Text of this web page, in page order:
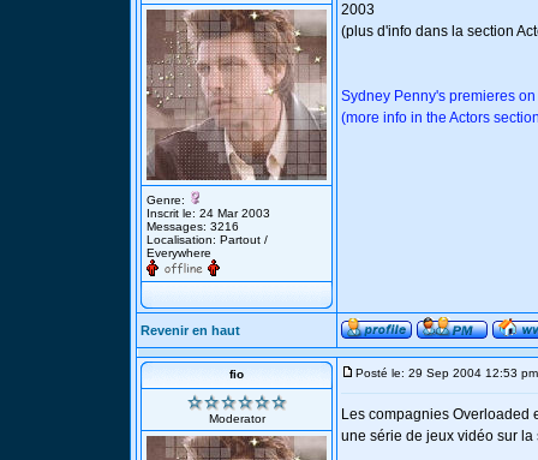
Genre:
Inscrit le: 24 Mar 2003
Messages: 3216
Localisation: Partout /
Everywhere
2003
(plus d'info dans la section
Sydney Penny's premieres
(more info in the Actors
Revenir en haut
fio
Moderator
Posté le: 29 Sep 2004 12:53 pm
Les compagnies Overloaded
une série de jeux vidéo sur